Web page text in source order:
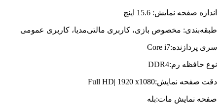
اندازه صفحه نمایش: 15.6 اینچ
طبقه‌بندی: مخصوص بازی، کاربری مالتی‌مدیا، کاربری عمومی
سری پردازنده:Core i7
نوع حافظه رم:DDR4
دقت صفحه نمایش:Full HD| 1920 x1080
صفحه نمایش مات:بله